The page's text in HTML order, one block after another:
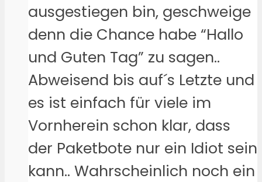
ausgestiegen bin, geschweige
denn die Chance habe “Hallo
und Guten Tag” zu sagen..
Abweisend bis auf´s Letzte und
es ist einfach für viele im
Vornherein schon klar, dass
der Paketbote nur ein Idiot sein
kann.. Wahrscheinlich noch ein